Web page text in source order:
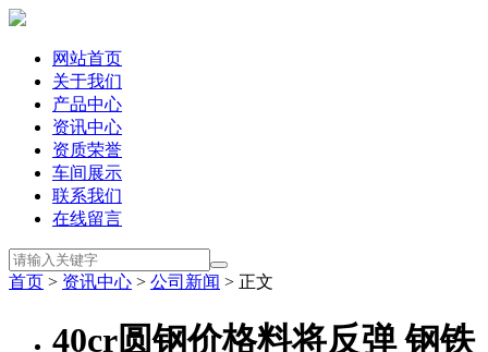
网站首页
关于我们
产品中心
资讯中心
资质荣誉
车间展示
联系我们
在线留言
首页 > 资讯中心 > 公司新闻 > 正文
40cr圆钢价格料将反弹 钢铁